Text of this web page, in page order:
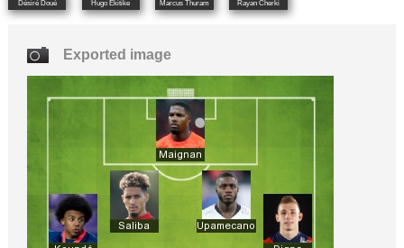
Désiré Doué Hugo Ekitike Marcus Thuram Rayan Cherki
Exported image